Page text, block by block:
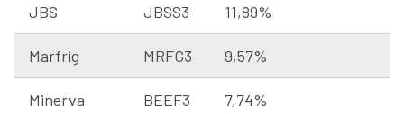
JBS JBSS3 11,89%
Marfrig MRFG3 9,57%
Minerva BEEF3 7,74%